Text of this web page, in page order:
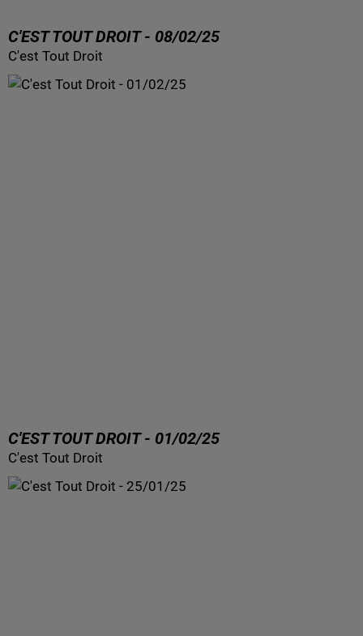
C'EST TOUT DROIT - 08/02/25
C'est Tout Droit
C'EST TOUT DROIT - 01/02/25
C'est Tout Droit